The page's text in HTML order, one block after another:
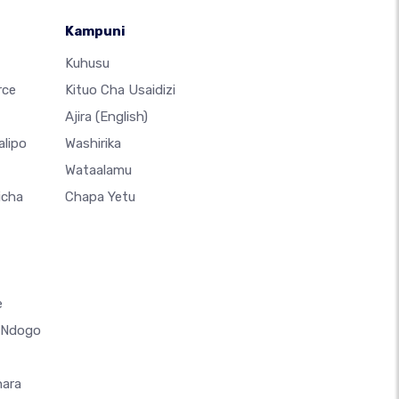
Kampuni
Kuhusu
Kituo Cha Usaidizi
Ajira (English)
Washirika
Wataalamu
Chapa Yetu